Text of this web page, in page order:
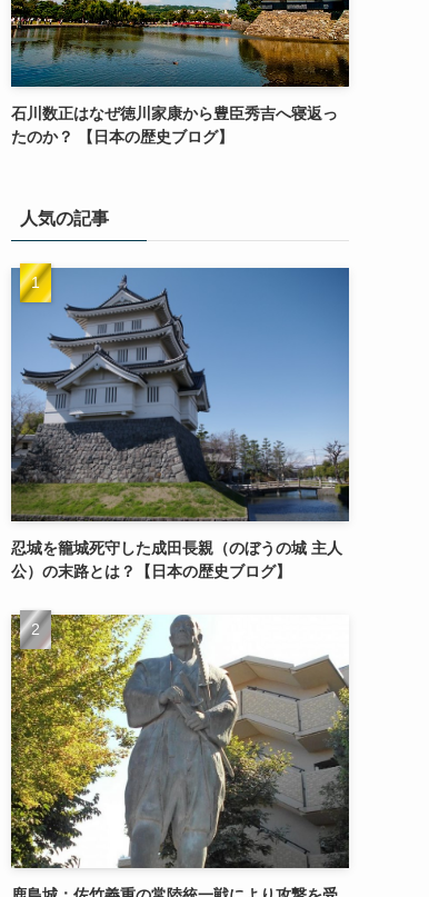
石川数正はなぜ徳川家康から豊臣秀吉へ寝返っ
たのか？ 【日本の歴史ブログ】
人気の記事
忍城を籠城死守した成田長親（のぼうの城 主人
公）の末路とは？【日本の歴史ブログ】